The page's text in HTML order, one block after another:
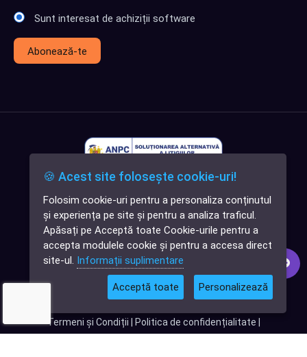
✕
Cauți o aplicație
software?
Sunt interesat de achiziții software
Abonează-te
Softlead• Toate drepturile rezervate |
Termeni și Condiții
Politica de confidențialitate
🍪 Acest site folosește cookie-uri!
Folosim cookie-uri pentru a personaliza conținutul
și experiența pe site și pentru a analiza traficul.
Apăsați pe Acceptă toate Cookie-urile pentru a
accepta modulele cookie și pentru a accesa direct
site-ul. Informații suplimentare
Acceptă toate Personalizează